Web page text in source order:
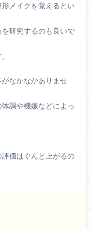
メイクを覚えるとい
研究するのも良いで
なかなかありませ
調や機嫌などによっ
価はぐんと上がるの